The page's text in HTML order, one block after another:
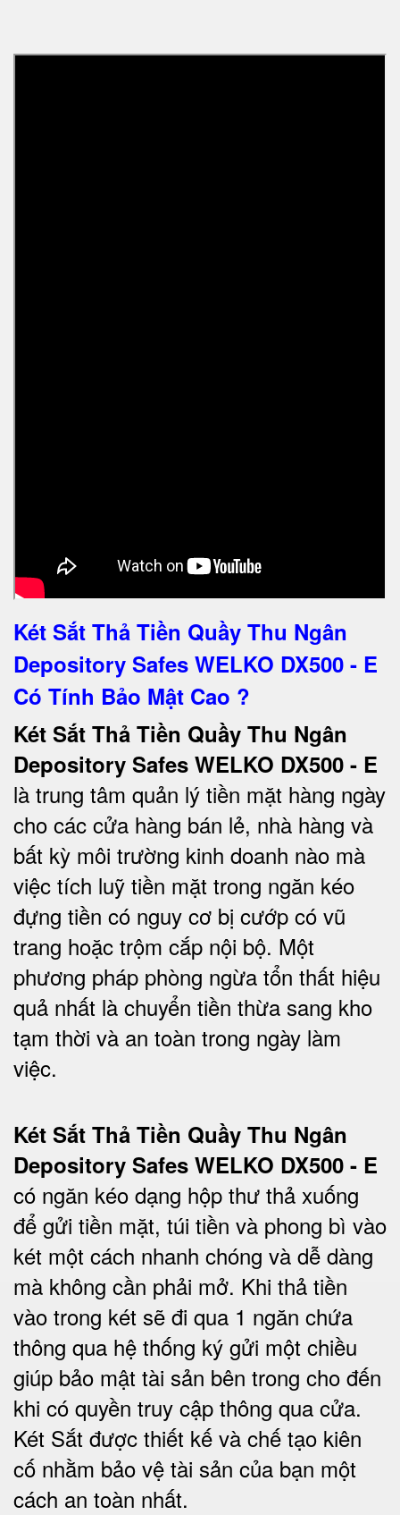
Két Sắt Thả Tiền Quầy Thu Ngân
Depository Safes WELKO DX500 - E
Có Tính Bảo Mật Cao ?
Két Sắt Thả Tiền Quầy Thu Ngân
Depository Safes WELKO DX500 - E
là trung tâm quản lý tiền mặt hàng ngày
cho các cửa hàng bán lẻ, nhà hàng và
bất kỳ môi trường kinh doanh nào mà
việc tích luỹ tiền mặt trong ngăn kéo
đựng tiền có nguy cơ bị cướp có vũ
trang hoặc trộm cắp nội bộ. Một
phương pháp phòng ngừa tổn thất hiệu
quả nhất là chuyển tiền thừa sang kho
tạm thời và an toàn trong ngày làm
việc.
Két Sắt Thả Tiền Quầy Thu Ngân
Depository Safes WELKO DX500 - E
có ngăn kéo dạng hộp thư thả xuống
để gửi tiền mặt, túi tiền và phong bì vào
két một cách nhanh chóng và dễ dàng
mà không cần phải mở. Khi thả tiền
vào trong két sẽ đi qua 1 ngăn chứa
thông qua hệ thống ký gửi một chiều
giúp bảo mật tài sản bên trong cho đến
khi có quyền truy cập thông qua cửa.
Két Sắt được thiết kế và chế tạo kiên
cố nhằm bảo vệ tài sản của bạn một
cách an toàn nhất.